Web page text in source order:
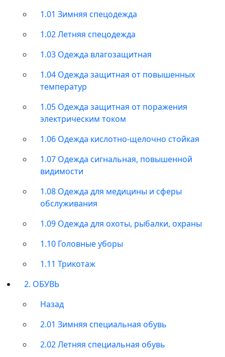
1.01 Зимняя спецодежда
1.02 Летняя спецодежда
1.03 Одежда влагозащитная
1.04 Одежда защитная от повышенных
температур
1.05 Одежда защитная от поражения
электрическим током
1.06 Одежда кислотно-щелочно стойкая
1.07 Одежда сигнальная, повышенной
видимости
1.08 Одежда для медицины и сферы
обслуживания
1.09 Одежда для охоты, рыбалки, охраны
1.10 Головные уборы
1.11 Трикотаж
2. ОБУВЬ
Назад
2.01 Зимняя специальная обувь
2.02 Летняя специальная обувь